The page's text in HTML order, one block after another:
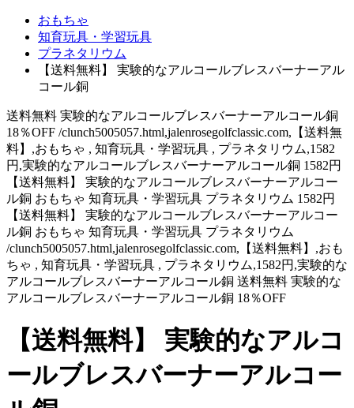
おもちゃ
知育玩具・学習玩具
プラネタリウム
【送料無料】 実験的なアルコールブレスバーナーアル
コール銅
送料無料 実験的なアルコールブレスバーナーアルコール銅
18％OFF /clunch5005057.html,jalenrosegolfclassic.com,【送料無
料】,おもちゃ , 知育玩具・学習玩具 , プラネタリウム,1582
円,実験的なアルコールブレスバーナーアルコール銅 1582円
【送料無料】 実験的なアルコールブレスバーナーアルコー
ル銅 おもちゃ 知育玩具・学習玩具 プラネタリウム 1582円
【送料無料】 実験的なアルコールブレスバーナーアルコー
ル銅 おもちゃ 知育玩具・学習玩具 プラネタリウム
/clunch5005057.html,jalenrosegolfclassic.com,【送料無料】,おも
ちゃ , 知育玩具・学習玩具 , プラネタリウム,1582円,実験的な
アルコールブレスバーナーアルコール銅 送料無料 実験的な
アルコールブレスバーナーアルコール銅 18％OFF
【送料無料】 実験的なアルコ
ールブレスバーナーアルコー